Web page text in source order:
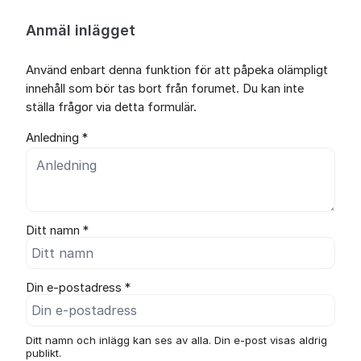
Anmäl inlägget
Använd enbart denna funktion för att påpeka olämpligt
innehåll som bör tas bort från forumet. Du kan inte
ställa frågor via detta formulär.
Anledning *
Ditt namn *
Din e-postadress *
Ditt namn och inlägg kan ses av alla. Din e-post visas aldrig
publikt.